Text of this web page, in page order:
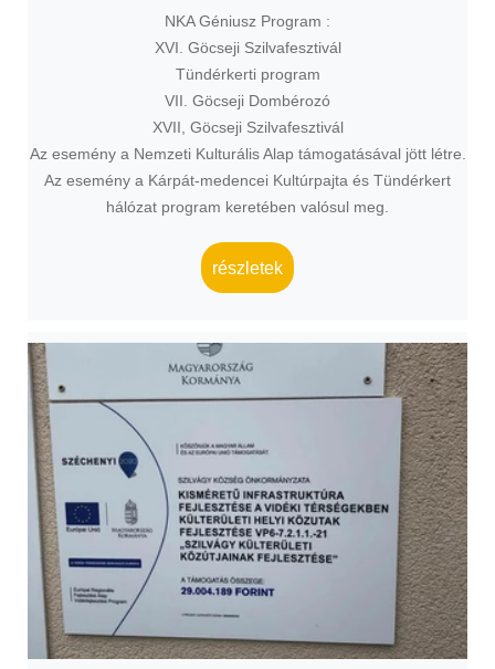
NKA Géniusz Program :
XVI. Göcseji Szilvafesztivál
Tündérkerti program
VII. Göcseji Dombérozó
XVII, Göcseji Szilvafesztivál
Az esemény a Nemzeti Kulturális Alap támogatásával jött létre.
Az esemény a Kárpát-medencei Kultúrpajta és Tündérkert
hálózat program keretében valósul meg.
részletek